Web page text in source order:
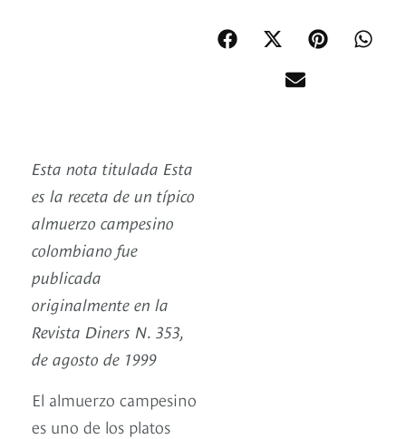
Esta nota titulada Esta
es la receta de un típico
almuerzo campesino
colombiano fue
publicada
originalmente en la
Revista Diners N. 353,
de agosto de 1999
El almuerzo campesino
es uno de los platos